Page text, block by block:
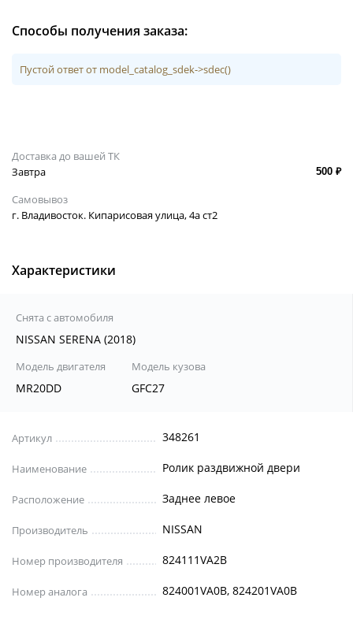
Способы получения заказа:
Пустой ответ от model_catalog_sdek->sdec()
Доставка до вашей ТК
Завтра
500 ₽
Самовывоз
г. Владивосток. Кипарисовая улица, 4а ст2
Характеристики
Снята с автомобиля
NISSAN SERENA (2018)
Модель двигателя
MR20DD
Модель кузова
GFC27
Артикул 348261
Наименование Ролик раздвижной двери
Расположение Заднее левое
Производитель NISSAN
Номер производителя 824111VA2B
Номер аналога 824001VA0B, 824201VA0B